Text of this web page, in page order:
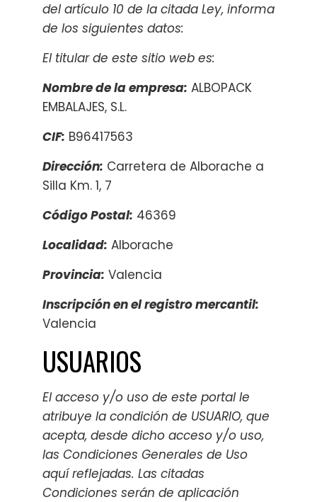
del artículo 10 de la citada Ley, informa
de los siguientes datos:
El titular de este sitio web es:
Nombre de la empresa: ALBOPACK
EMBALAJES, S.L.
CIF: B96417563
Dirección: Carretera de Alborache a
Silla Km. 1, 7
Código Postal: 46369
Localidad: Alborache
Provincia: Valencia
Inscripción en el registro mercantil:
Valencia
USUARIOS
El acceso y/o uso de este portal le
atribuye la condición de USUARIO, que
acepta, desde dicho acceso y/o uso,
las Condiciones Generales de Uso
aquí reflejadas. Las citadas
Condiciones serán de aplicación